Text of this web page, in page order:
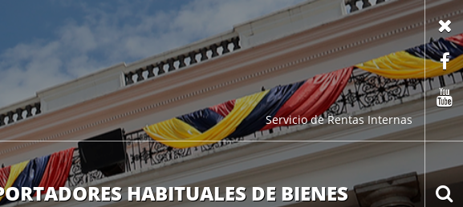
Servicio de Rentas Internas
HABITUALES DE BIENES